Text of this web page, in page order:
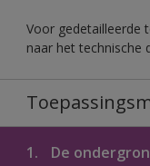
Voor gedetailleerde
naar het technische
1. De